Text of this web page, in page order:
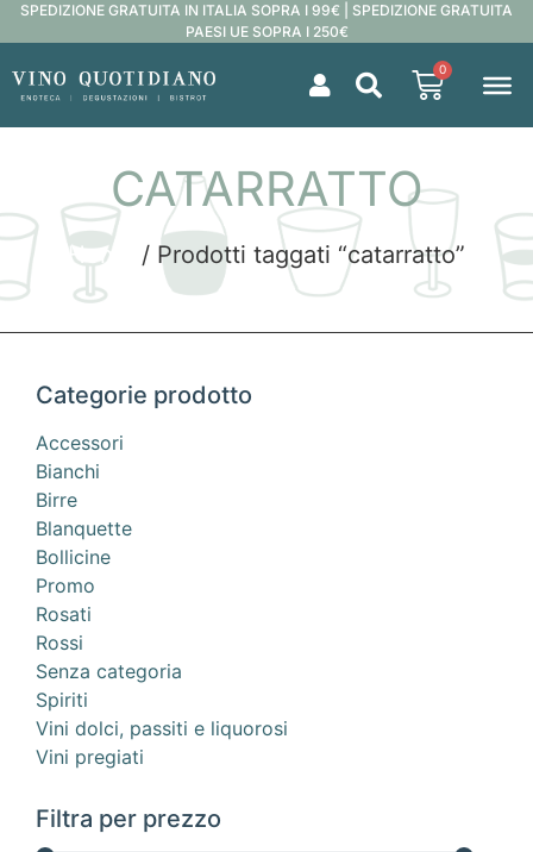
SPEDIZIONE GRATUITA IN ITALIA SOPRA I 99€ | SPEDIZIONE GRATUITA
PAESI UE SOPRA I 250€
0
CATARRATTO
Home / Prodotti taggati “catarratto”
Categorie prodotto
Accessori
Bianchi
Birre
Blanquette
Bollicine
Promo
Rosati
Rossi
Senza categoria
Spiriti
Vini dolci, passiti e liquorosi
Vini pregiati
Filtra per prezzo